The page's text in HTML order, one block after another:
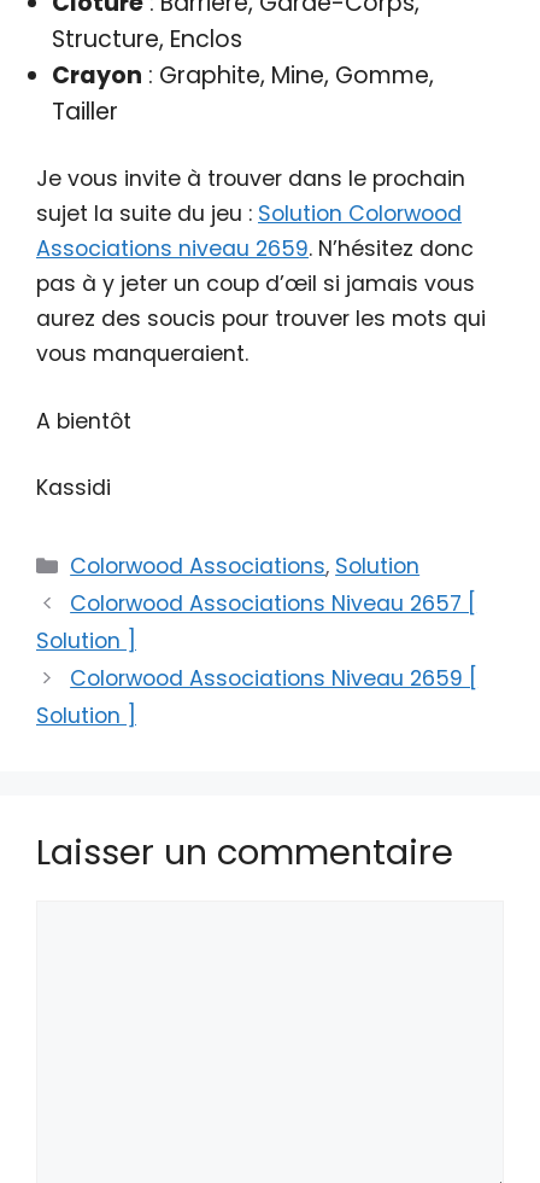
Structure, Enclos
Crayon : Graphite, Mine, Gomme,
Tailler
Je vous invite à trouver dans le prochain
sujet la suite du jeu : Solution Colorwood
Associations niveau 2659. N’hésitez donc
pas à y jeter un coup d’œil si jamais vous
aurez des soucis pour trouver les mots qui
vous manqueraient.
A bientôt
Kassidi
Catégories
Colorwood Associations, Solution
Colorwood Associations Niveau 2657 [
Solution ]
Colorwood Associations Niveau 2659 [
Solution ]
Laisser un commentaire